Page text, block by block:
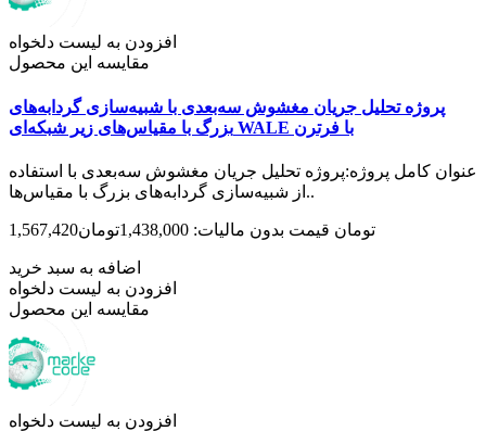
افزودن به لیست دلخواه
مقایسه این محصول
پروژه تحلیل جریان مغشوش سه‌بعدی با شبیه‌سازی گردابه‌های
بزرگ با مقیاس‌های زیر شبکه‌ای WALE با فرترن
عنوان کامل پروژه:پروژه تحلیل جریان مغشوش سه‌بعدی با استفاده
از شبیه‌سازی گردابه‌های بزرگ با مقیاس‌ها..
1,567,420تومان قیمت بدون مالیات: 1,438,000تومان
اضافه به سبد خرید
افزودن به لیست دلخواه
مقایسه این محصول
افزودن به لیست دلخواه